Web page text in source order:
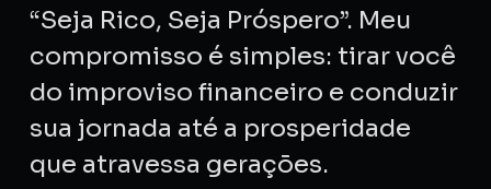
“Seja Rico, Seja Próspero”. Meu
compromisso é simples: tirar você
do improviso financeiro e conduzir
sua jornada até a prosperidade
que atravessa gerações.